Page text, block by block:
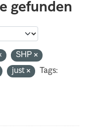
gefunden
SHP
just
Tags: